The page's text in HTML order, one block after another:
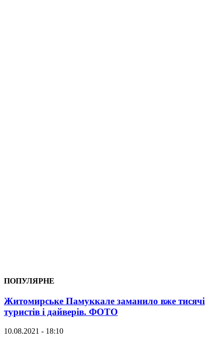
ПОПУЛЯРНЕ
Житомирське Памуккале заманило вже тисячі
туристів і дайверів. ФОТО
10.08.2021 - 18:10